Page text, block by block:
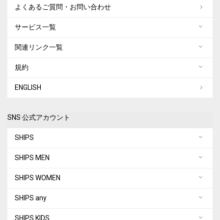
よくあるご質問・お問い合わせ
サービス一覧
関連リンク一覧
規約
ENGLISH
SNS 公式アカウント
SHIPS
SHIPS MEN
SHIPS WOMEN
SHIPS any
SHIPS KIDS